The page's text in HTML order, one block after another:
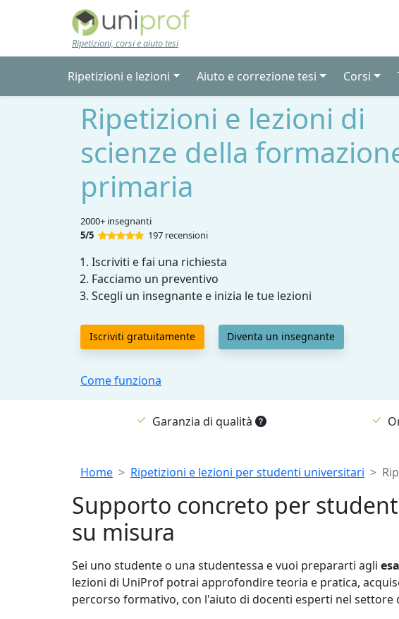
Skip to main content
Ripetizioni, corsi e aiuto tesi
Ripetizioni e lezioni Aiuto e correzione tesi Corsi
Ripetizioni e lezioni di
scienze della
primaria
2000+ insegnanti
5/5
197 recensioni
Iscriviti e fai una richiesta
Facciamo un preventivo
Scegli un insegnante e inizia le tue lezioni
Iscriviti gratuitamente Diventa un insegnante
Come funziona
Garanzia di qualità
Breadcrumb
Home Ripetizioni e lezioni per studenti universitari
Supporto concreto per
su misura
Sei uno studente o una studentessa e vuoi prepararti agli
lezioni di UniProf potrai approfondire teoria e pratica,
percorso formativo, con l'aiuto di docenti esperti nel settore